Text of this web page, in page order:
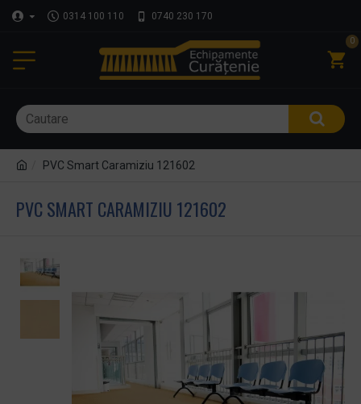
0314 100 110 0740 230 170
0
PVC Smart Caramiziu 121602
PVC SMART CARAMIZIU 121602